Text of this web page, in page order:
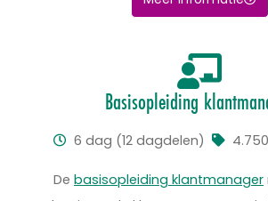
Basisopleiding
6 dag (12 dagdelen)
De basisopleiding klantmanager